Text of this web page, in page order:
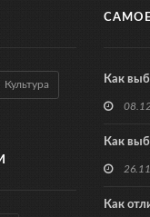
Культура Как
Как
Как